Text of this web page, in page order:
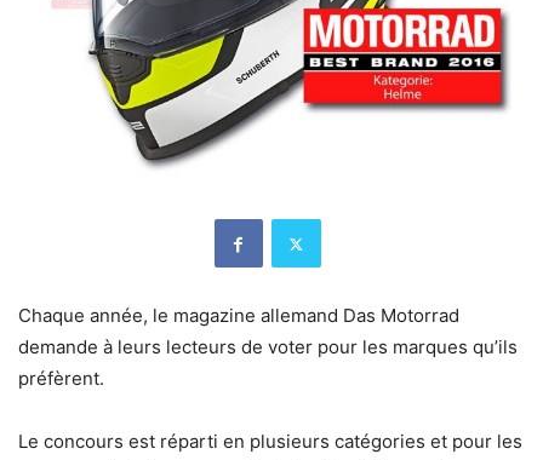
Chaque année, le magazine allemand Das Motorrad
demande à leurs lecteurs de voter pour les marques qu’ils
préfèrent.
Le concours est réparti en plusieurs catégories et pour les